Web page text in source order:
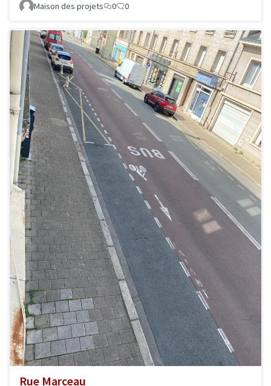
Maison des projets 0 0
Rue Marceau